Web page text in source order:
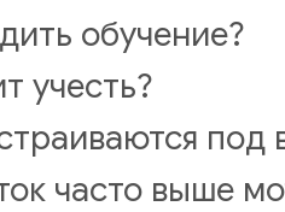
обучение?
учесть?
под
часто выше